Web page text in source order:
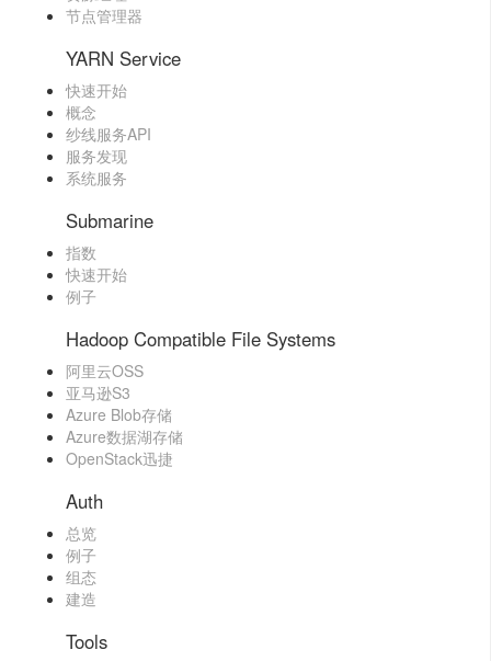
节点管理器
YARN Service
快速开始
概念
纱线服务API
服务发现
系统服务
Submarine
指数
快速开始
例子
Hadoop Compatible File Systems
阿里云OSS
亚马逊S3
Azure Blob存储
Azure数据湖存储
OpenStack迅捷
Auth
总览
例子
组态
建造
Tools